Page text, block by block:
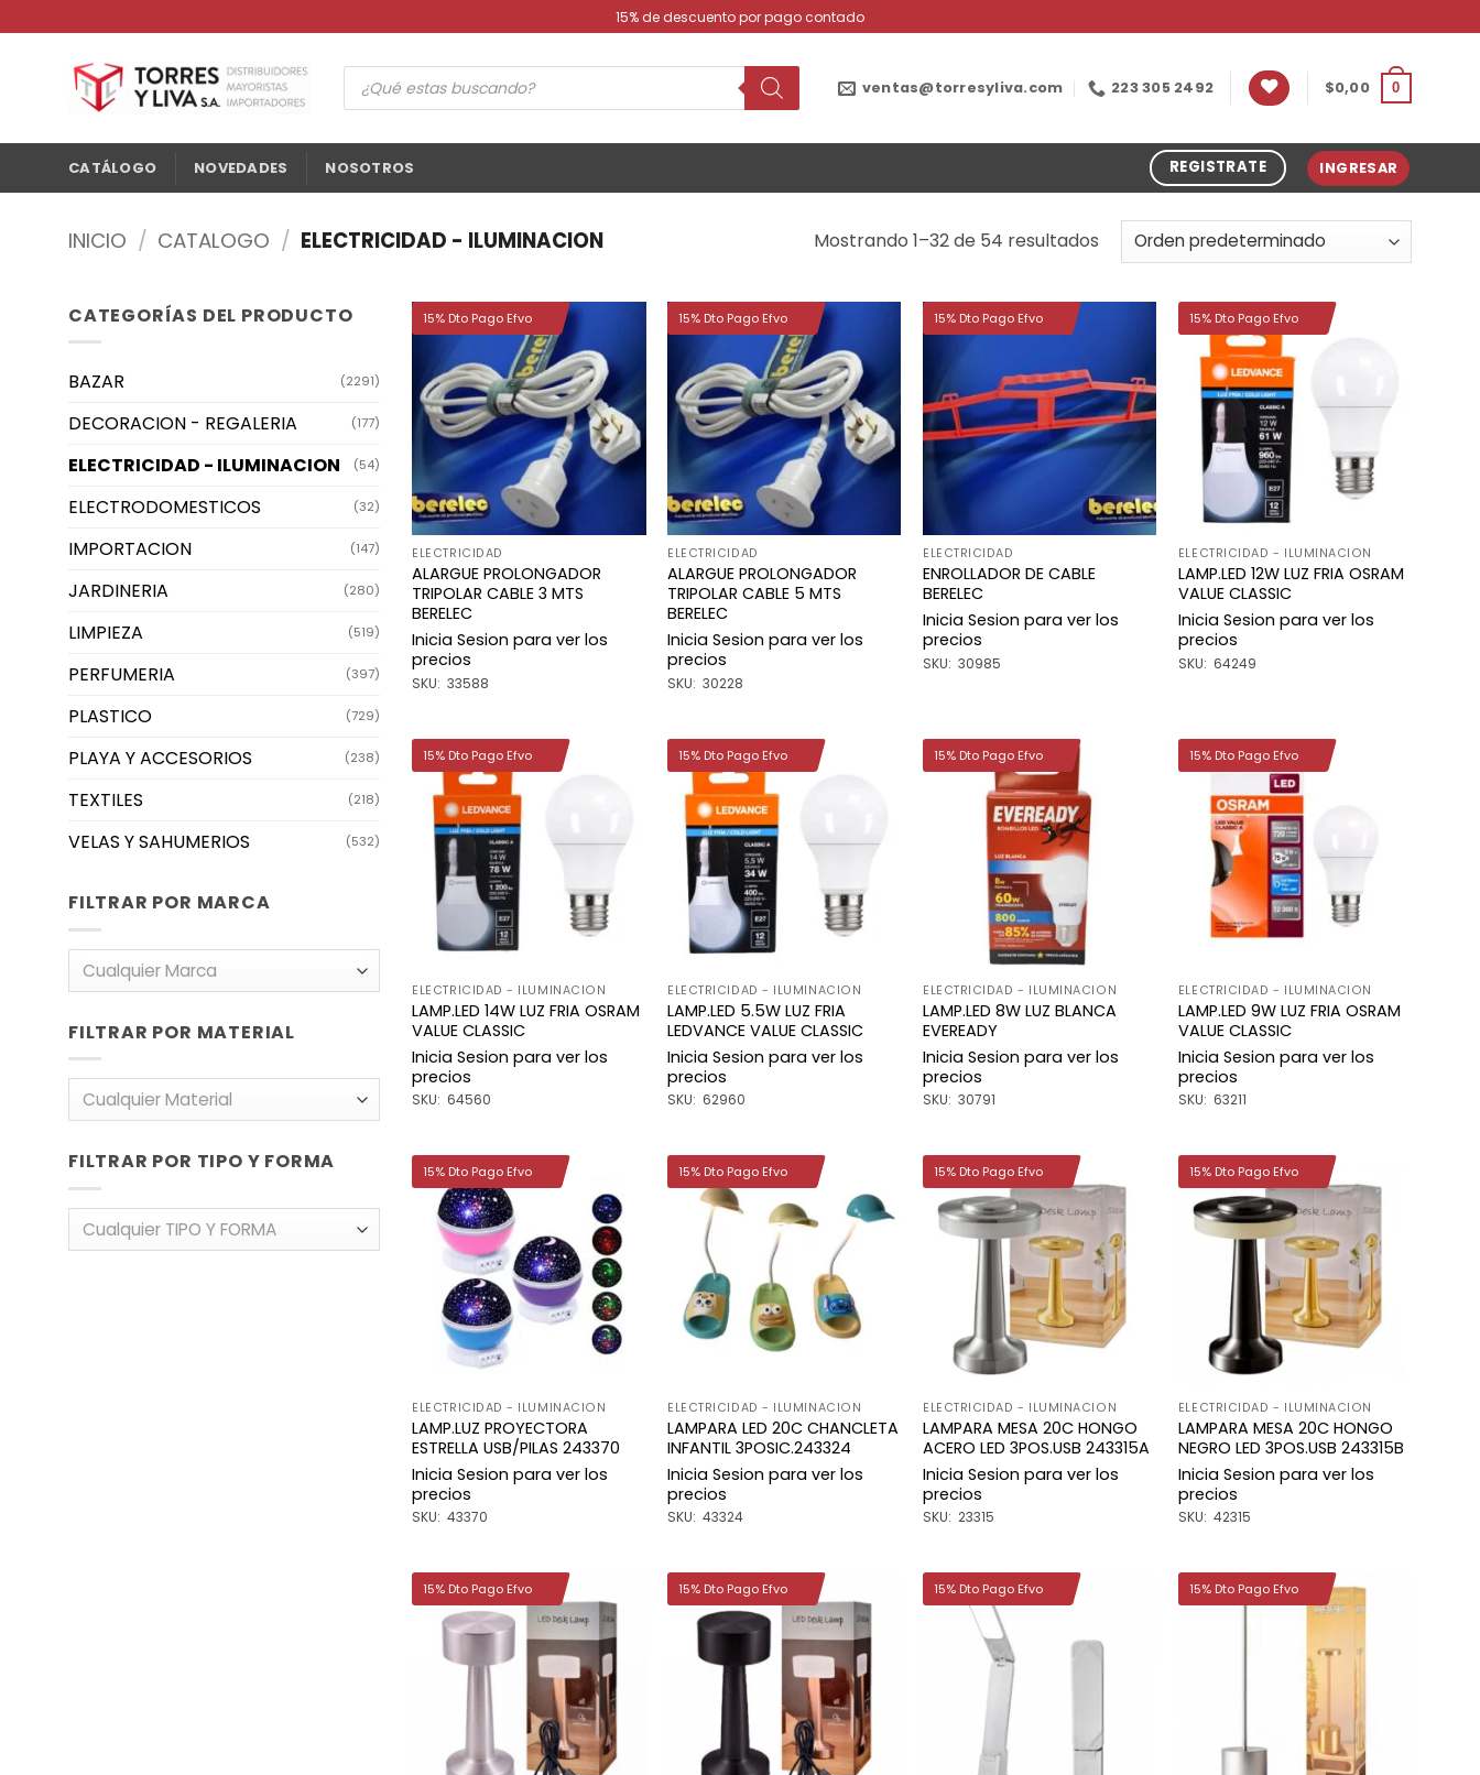
al
contenido
15% de descuento por pago contado
Búsqueda
productos
ventas@torresyliva.com 223 305 2492 $0,00 0
CATÁLOGO NOVEDADES NOSOTROS REGISTRATE INGRESAR
INICIO / CATALOGO / ELECTRICIDAD - ILUMINACION Mostrando 1–32 de 54 resultados
CATEGORÍAS DEL PRODUCTO
BAZAR (2291)
DECORACION - REGALERIA (177)
ELECTRICIDAD - ILUMINACION (54)
ELECTRODOMESTICOS (32)
IMPORTACION (147)
JARDINERIA (280)
LIMPIEZA (519)
PERFUMERIA (397)
PLASTICO (729)
PLAYA Y ACCESORIOS (238)
TEXTILES (218)
VELAS Y SAHUMERIOS (532)
FILTRAR POR MARCA
Cualquier Marca
FILTRAR POR MATERIAL
Cualquier Material
FILTRAR POR TIPO Y FORMA
Cualquier TIPO Y FORMA
Añadir
a la
lista de
deseos
ELECTRICIDAD
ALARGUE PROLONGADOR
TRIPOLAR CABLE 3 MTS
BERELEC
Inicia Sesion para ver los
precios
SKU: 33588
15% Dto Pago Efvo
Añadir
a la
lista de
deseos
ELECTRICIDAD
ALARGUE PROLONGADOR
TRIPOLAR CABLE 5 MTS
BERELEC
Inicia Sesion para ver los
precios
SKU: 30228
15% Dto Pago Efvo
a la
lista de
deseos
ELECTRICIDAD
ENROLLADOR DE CABLE
BERELEC
Inicia Sesion para ver los
precios
SKU: 30985
15% Dto Pago Efvo
deseos
ELECTRICIDAD - ILUMINACION
LAMP.LED 12W LUZ FRIA OSRAM
VALUE CLASSIC
Inicia Sesion para ver los
precios
SKU: 64249
15% Dto Pago Efvo
deseos
ELECTRICIDAD - ILUMINACION
LAMP.LED 14W LUZ FRIA OSRAM
VALUE CLASSIC
Inicia Sesion para ver los
precios
SKU: 64560
15% Dto Pago Efvo
deseos
ELECTRICIDAD - ILUMINACION
LAMP.LED 5.5W LUZ FRIA
LEDVANCE VALUE CLASSIC
Inicia Sesion para ver los
precios
SKU: 62960
15% Dto Pago Efvo
ELECTRICIDAD - ILUMINACION
LAMP.LED 8W LUZ BLANCA
EVEREADY
Inicia Sesion para ver los
precios
SKU: 30791
15% Dto Pago Efvo
ELECTRICIDAD - ILUMINACION
LAMP.LED 9W LUZ FRIA OSRAM
VALUE CLASSIC
Inicia Sesion para ver los
precios
SKU: 63211
15% Dto Pago Efvo
Añadir
a la
lista de
deseos
ELECTRICIDAD - ILUMINACION
LAMP.LUZ PROYECTORA
ESTRELLA USB/PILAS 243370
Inicia Sesion para ver los
precios
SKU: 43370
15% Dto Pago Efvo
Añadir
a la
lista de
ELECTRICIDAD - ILUMINACION
LAMPARA LED 20C CHANCLETA
INFANTIL 3POSIC.243324
Inicia Sesion para ver los
precios
SKU: 43324
15% Dto Pago Efvo
Añadir
a la
lista de
deseos
ELECTRICIDAD - ILUMINACION
LAMPARA MESA 20C HONGO
ACERO LED 3POS.USB 243315A
Inicia Sesion para ver los
precios
SKU: 23315
15% Dto Pago Efvo
Añadir
a la
lista de
deseos
ELECTRICIDAD - ILUMINACION
LAMPARA MESA 20C HONGO
NEGRO LED 3POS.USB 243315B
Inicia Sesion para ver los
precios
SKU: 42315
15% Dto Pago Efvo
Añadir
a la
lista de
deseos
15% Dto Pago Efvo
Añadir
a la
lista de
deseos
15% Dto Pago Efvo
a la
15% Dto Pago Efvo
a la
lista de
15% Dto Pago Efvo